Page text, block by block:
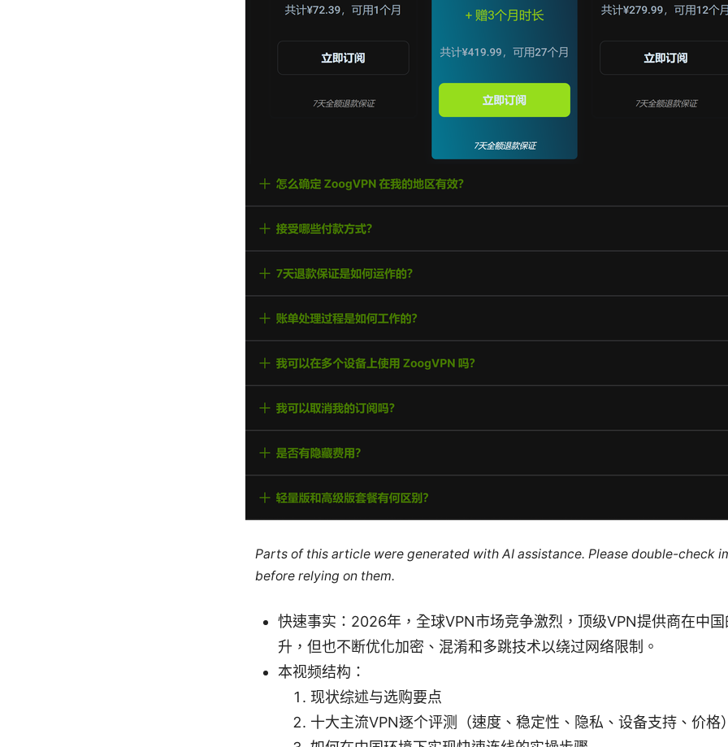
Parts of this article were generated with AI assistance. Please double-check
before relying on them.
快速事实：2026年，全球VPN市场竞争激烈，顶级VPN提供商在中
升，但也不断优化加密、混淆和多跳技术以绕过网络限制。
本视频结构：
现状综述与选购要点
十大主流VPN逐个评测（速度、稳定性、隐私、设备支持、价格）